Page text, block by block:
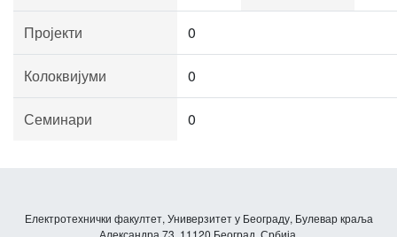
Пројекти 0
Колоквијуми 0
Семинари 0
Електротехнички факултет, Универзитет у Београду, Булевар краља
Александра 73, 11120 Београд, Србија.